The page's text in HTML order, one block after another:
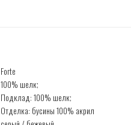
Forte
100% шелк;
Подклад: 100% шелк;
Отделка: бусины 100% акрил